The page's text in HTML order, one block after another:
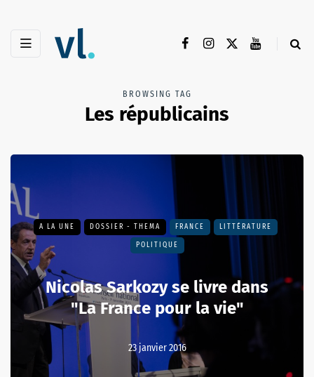
BROWSING TAG
Les républicains
A LA UNE DOSSIER - THEMA FRANCE LITTÉRATURE
POLITIQUE
Nicolas Sarkozy se livre dans
"La France pour la vie"
23 janvier 2016